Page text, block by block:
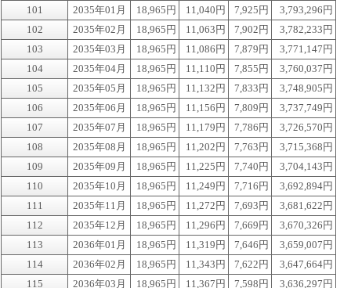
101
2035年01月 18,965円 11,040円 7,925円
3,793,296円
102
2035年02月 18,965円 11,063円 7,902円
3,782,233円
103
2035年03月 18,965円 11,086円 7,879円
3,771,147円
104
2035年04月 18,965円 11,110円 7,855円
3,760,037円
105
2035年05月 18,965円 11,132円 7,833円
3,748,905円
106
2035年06月 18,965円 11,156円 7,809円
3,737,749円
107
2035年07月 18,965円 11,179円 7,786円
3,726,570円
108
2035年08月 18,965円 11,202円 7,763円
3,715,368円
109
2035年09月 18,965円 11,225円 7,740円
3,704,143円
110
2035年10月 18,965円 11,249円 7,716円
3,692,894円
111
2035年11月 18,965円 11,272円 7,693円
3,681,622円
112
2035年12月 18,965円 11,296円 7,669円
3,670,326円
113
2036年01月 18,965円 11,319円 7,646円
3,659,007円
114
2036年02月 18,965円 11,343円 7,622円
3,647,664円
115
2036年03月 18,965円 11,367円 7,598円 3,636,297円